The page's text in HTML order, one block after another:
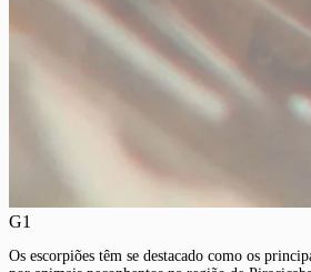
G1
Os escorpiões têm se destacado como os